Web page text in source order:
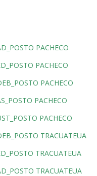
PACHECO
PACHECO
PACHECO
PACHECO
PACHECO
TRACUATEUA
TRACUATEUA
TRACUATEUA